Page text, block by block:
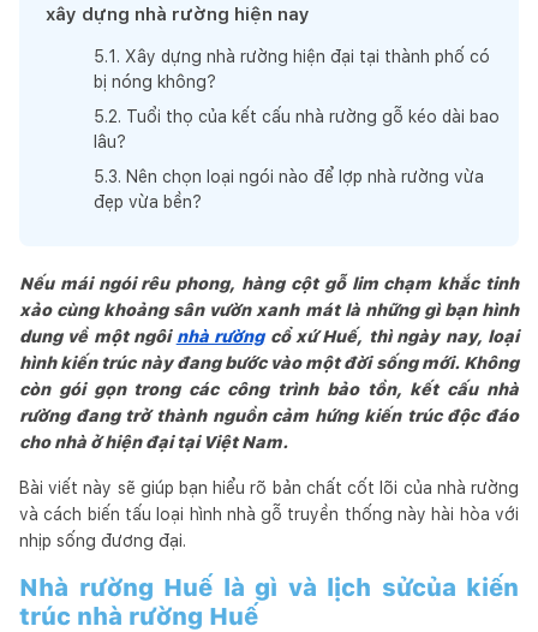
xây dựng nhà rường hiện nay
5.1 . Xây dựng nhà rường hiện đại tại thành phố có
bị nóng không?
5.2. Tuổi thọ của kết cấu nhà rường gỗ kéo dài bao
lâu?
5.3. Nên chọn loại ngói nào để lợp nhà rường vừa
đẹp vừa bền?
Nếu mái ngói rêu phong, hàng cột gỗ lim chạm khắc tinh
xảo cùng khoảng sân vườn xanh mát là những gì bạn hình
dung về một ngôi nhà rườngcổ xứ Huế, thì ngày nay, loại
hình kiến trúc này đang bước vào một đời sống mới. Không
còn gói gọn trong các công trình bảo tồn, kết cấu nhà
rường đang trở thành nguồn cảm hứng kiến trúc độc đáo
cho nhà ở hiện đại tại Việt Nam.
Bài viết này sẽ giúp bạn hiểu rõ bản chất cốt lõi của nhà rường
và cách biến tấu loại hình nhà gỗ truyền thống này hài hòa với
nhịp sống đương đại.
Nhà rường Huế là gì và lịch sửcủa kiến
trúc nhà rường Huế